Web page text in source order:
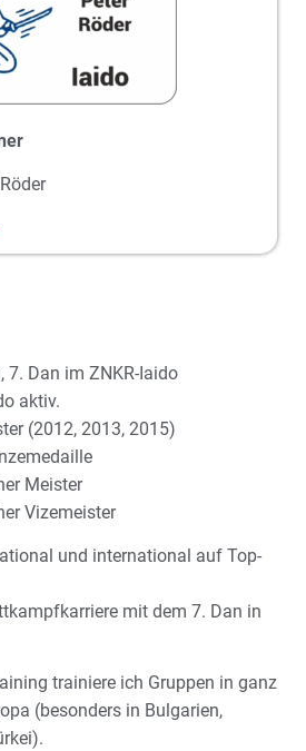
7. Dan im ZNKR-Iaido
aktiv.
(2012, 2013, 2015)
Meister
Vizemeister
und international auf Top-
mit dem 7. Dan in
trainiere ich Gruppen in ganz
(besonders in Bulgarien,